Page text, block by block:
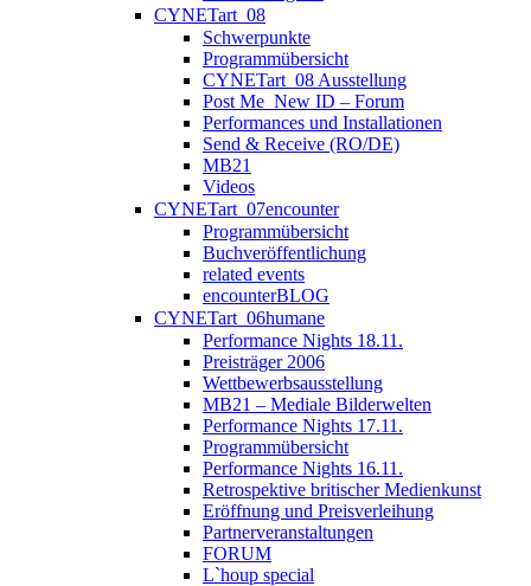
CYNETart_08
Schwerpunkte
Programmübersicht
CYNETart_08 Ausstellung
Post Me_New ID – Forum
Performances und Installationen
Send & Receive (RO/DE)
MB21
Videos
CYNETart_07encounter
Programmübersicht
Buchveröffentlichung
related events
encounterBLOG
CYNETart_06humane
Performance Nights 18.11.
Preisträger 2006
Wettbewerbsausstellung
MB21 – Mediale Bilderwelten
Performance Nights 17.11.
Programmübersicht
Performance Nights 16.11.
Retrospektive britischer Medienkunst
Eröffnung und Preisverleihung
Partnerveranstaltungen
FORUM
L`houp special